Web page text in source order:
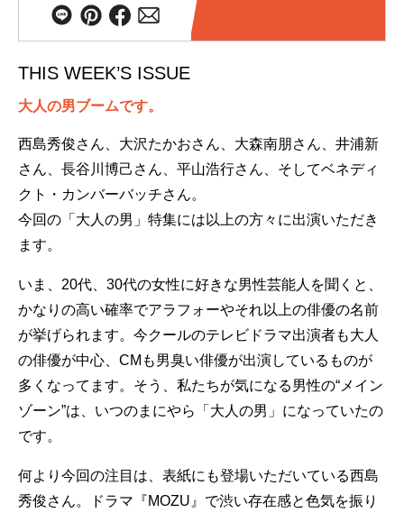
THIS WEEK’S ISSUE
大人の男ブームです。
西島秀俊さん、大沢たかおさん、大森南朋さん、井浦新
さん、長谷川博己さん、平山浩行さん、そしてベネディ
クト・カンバーバッチさん。
今回の「大人の男」特集には以上の方々に出演いただき
ます。
いま、20代、30代の女性に好きな男性芸能人を聞くと、
かなりの高い確率でアラフォーやそれ以上の俳優の名前
が挙げられます。今クールのテレビドラマ出演者も大人
の俳優が中心、CMも男臭い俳優が出演しているものが
多くなってます。そう、私たちが気になる男性の“メイン
ゾーン”は、いつのまにやら「大人の男」になっていたの
です。
何より今回の注目は、表紙にも登場いただいている西島
秀俊さん。ドラマ『MOZU』で渋い存在感と色気を振り